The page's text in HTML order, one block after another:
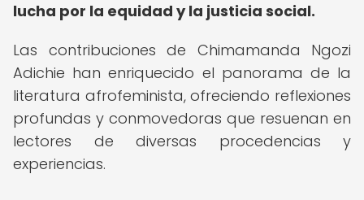
lucha por la equidad y la justicia social.
Las contribuciones de Chimamanda Ngozi
Adichie han enriquecido el panorama de la
literatura afrofeminista, ofreciendo reflexiones
profundas y conmovedoras que resuenan en
lectores de diversas procedencias y
experiencias.